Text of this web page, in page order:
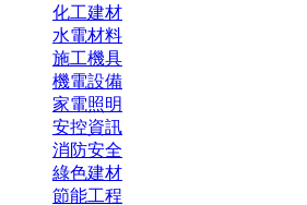
化工建材
水電材料
施工機具
機電設備
家電照明
安控資訊
消防安全
綠色建材
節能工程